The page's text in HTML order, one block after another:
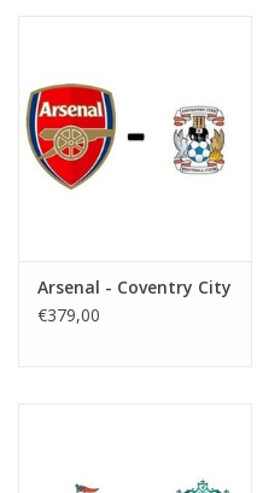
Arsenal - Coventry City
€379,00